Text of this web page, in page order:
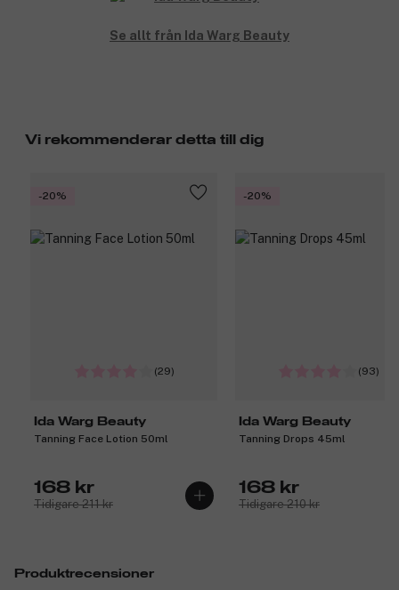
Se allt från Ida Warg Beauty
Vi rekommenderar detta till dig
-20%
(29)
Ida Warg Beauty
Tanning Face Lotion 50ml
168 kr
Tidigare 211 kr
-20%
(93)
Ida Warg Beauty
Tanning Drops 45ml
168 kr
Tidigare 210 kr
Produktrecensioner